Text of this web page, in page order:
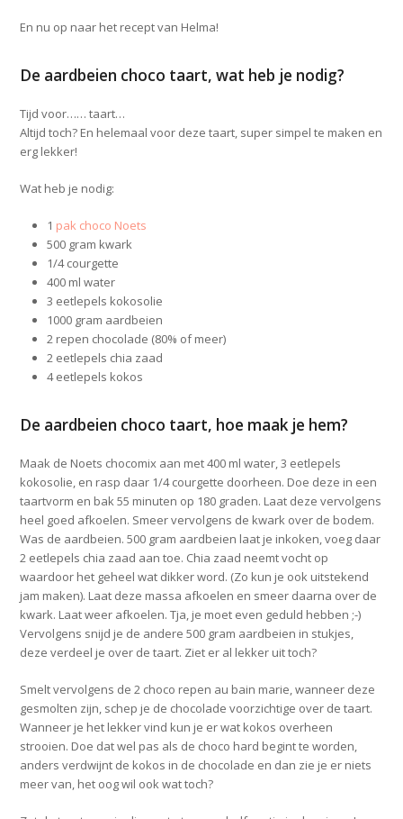
En nu op naar het recept van Helma!
De aardbeien choco taart, wat heb je nodig?
Tijd voor…… taart…
Altijd toch? En helemaal voor deze taart, super simpel te maken en
erg lekker!
Wat heb je nodig:
1 pak choco Noets
500 gram kwark
1/4 courgette
400 ml water
3 eetlepels kokosolie
1000 gram aardbeien
2 repen chocolade (80% of meer)
2 eetlepels chia zaad
4 eetlepels kokos
De aardbeien choco taart, hoe maak je hem?
Maak de Noets chocomix aan met 400 ml water, 3 eetlepels
kokosolie, en rasp daar 1/4 courgette doorheen. Doe deze in een
taartvorm en bak 55 minuten op 180 graden. Laat deze vervolgens
heel goed afkoelen. Smeer vervolgens de kwark over de bodem.
Was de aardbeien. 500 gram aardbeien laat je inkoken, voeg daar
2 eetlepels chia zaad aan toe. Chia zaad neemt vocht op
waardoor het geheel wat dikker word. (Zo kun je ook uitstekend
jam maken). Laat deze massa afkoelen en smeer daarna over de
kwark. Laat weer afkoelen. Tja, je moet even geduld hebben ;-)
Vervolgens snijd je de andere 500 gram aardbeien in stukjes,
deze verdeel je over de taart. Ziet er al lekker uit toch?
Smelt vervolgens de 2 choco repen au bain marie, wanneer deze
gesmolten zijn, schep je de chocolade voorzichtige over de taart.
Wanneer je het lekker vind kun je er wat kokos overheen
strooien. Doe dat wel pas als de choco hard begint te worden,
anders verdwijnt de kokos in de chocolade en dan zie je er niets
meer van, het oog wil ook wat toch?